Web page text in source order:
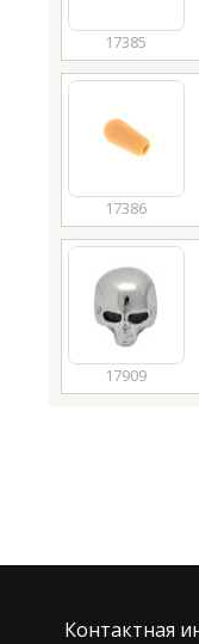
17385
17386
17909
Контактная